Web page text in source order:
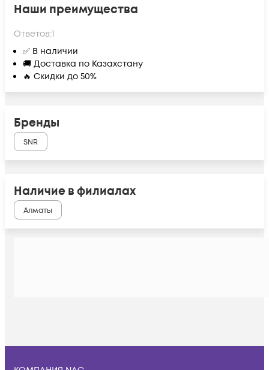
Наши преимущества
Ответов:1
✅ В наличии
🚚 Доставка по Казахстану
🔥 Скидки до 50%
Бренды
SNR
Наличие в филиалах
Алматы